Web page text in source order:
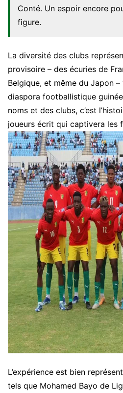
Conté. Un espoir encore
figure.
La diversité des clubs
provisoire – des écuries de
Belgique, et même du Japon
diaspora footballistique
noms et des clubs, c’est
joueurs écrit qui captivera les
L’expérience est bien
tels que Mohamed Bayo de